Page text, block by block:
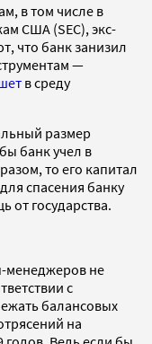
в том числе в
США (SEC), экс-
что банк занизил
—
в среду
размер
банк учел в
то его капитал
спасения банку
государства.
менеджеров не
с
балансовых
на